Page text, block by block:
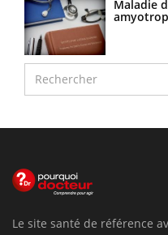
Maladie
Le site santé de référence